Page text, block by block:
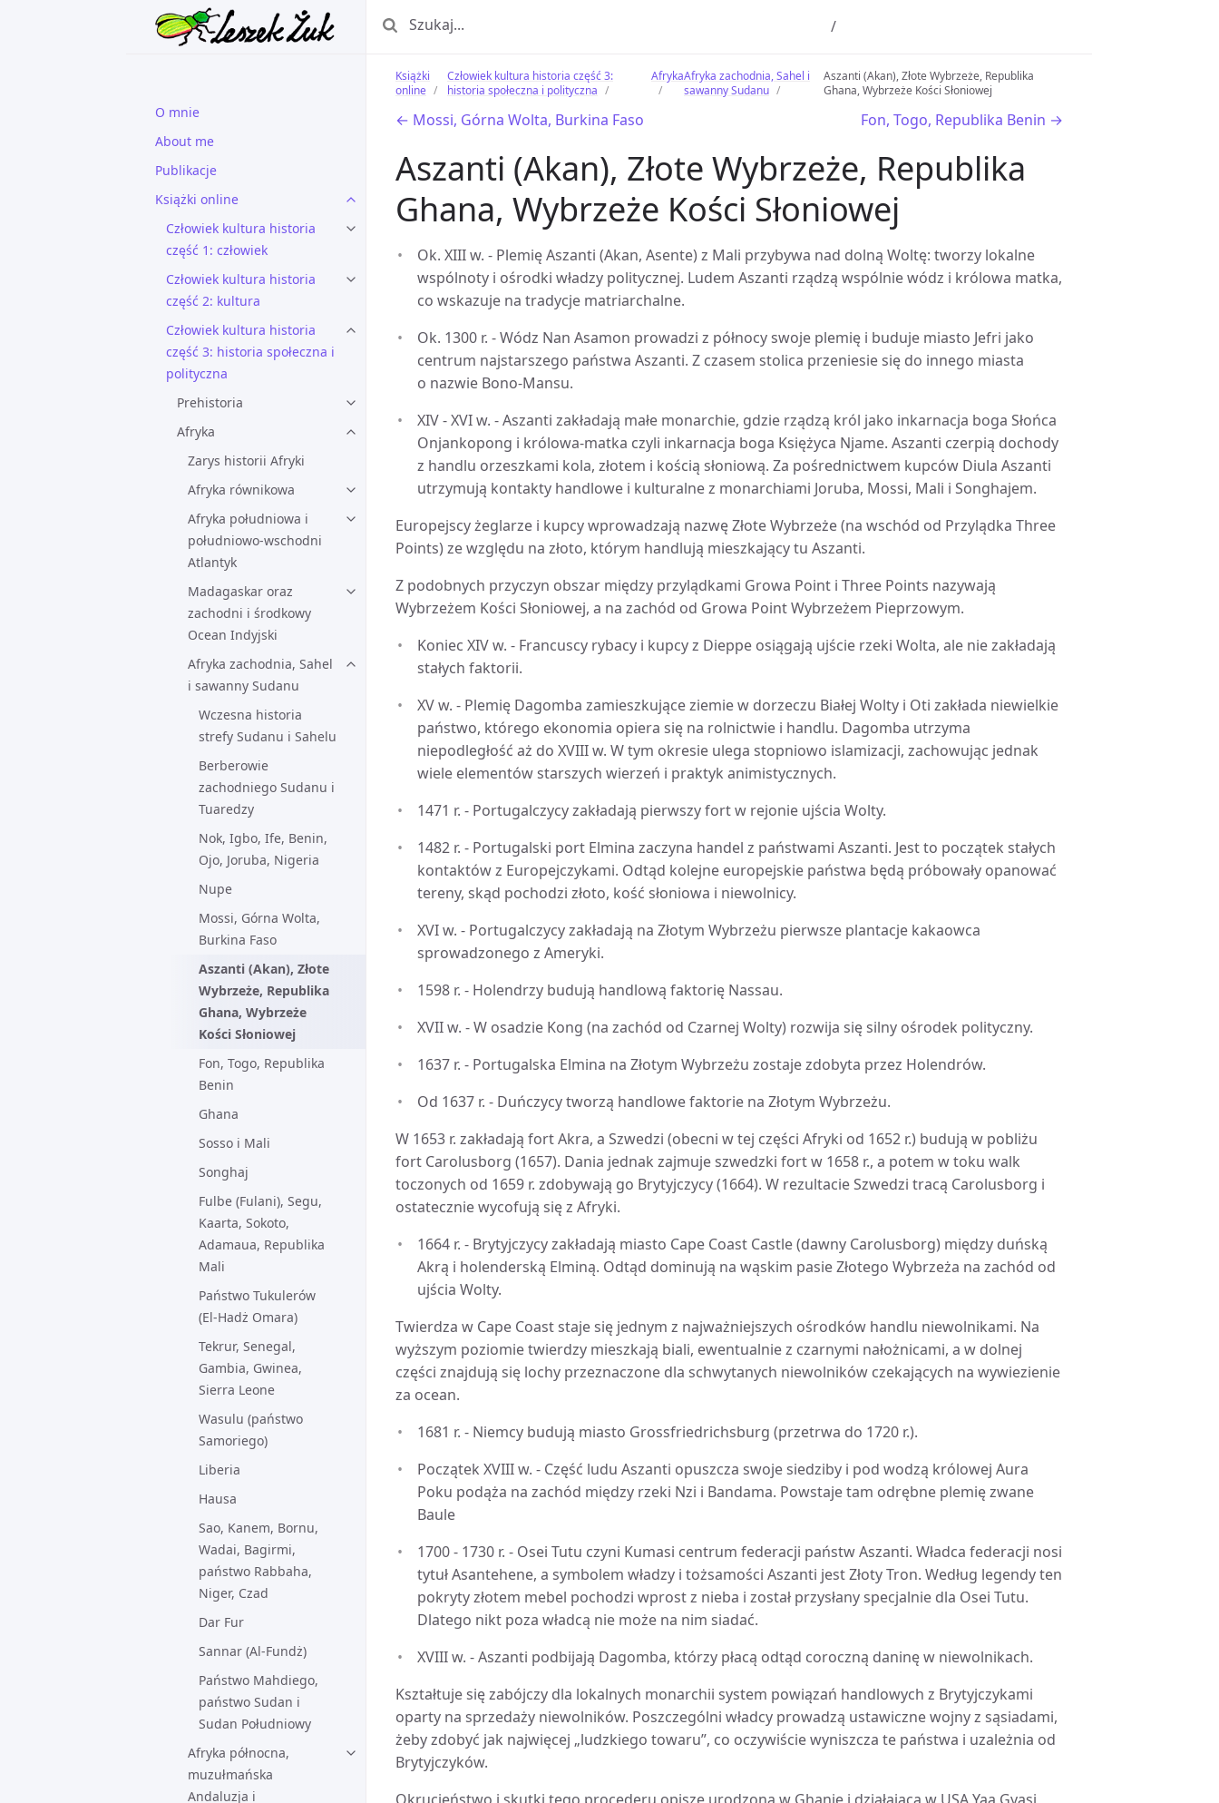
O mnie
About me
Publikacje
Książki online
Człowiek kultura historia
część 1: człowiek
Człowiek kultura historia
część 2: kultura
Człowiek kultura historia
część 3: historia społeczna i
polityczna
Prehistoria
Afryka
Zarys historii Afryki
Afryka równikowa
Afryka południowa i
południowo-wschodni
Atlantyk
Madagaskar oraz
zachodni i środkowy
Ocean Indyjski
Afryka zachodnia, Sahel
i sawanny Sudanu
Wczesna historia
strefy Sudanu i Sahelu
Berberowie
zachodniego Sudanu i
Tuaredzy
Nok, Igbo, Ife, Benin,
Ojo, Joruba, Nigeria
Nupe
Mossi, Górna Wolta,
Burkina Faso
Aszanti (Akan), Złote
Wybrzeże, Republika
Ghana, Wybrzeże
Kości Słoniowej
Fon, Togo, Republika
Benin
Ghana
Sosso i Mali
Songhaj
Fulbe (Fulani), Segu,
Kaarta, Sokoto,
Adamaua, Republika
Mali
Państwo Tukulerów
(El-Hadż Omara)
Tekrur, Senegal,
Gambia, Gwinea,
Sierra Leone
Wasulu (państwo
Samoriego)
Liberia
Hausa
Sao, Kanem, Bornu,
Wadai, Bagirmi,
państwo Rabbaha,
Niger, Czad
Dar Fur
Sannar (Al-Fundż)
Państwo Mahdiego,
państwo Sudan i
Sudan Południowy
Afryka północna,
muzułmańska
Andaluzja i
Książki
online
Człowiek kultura historia część 3:
historia społeczna i polityczna
AfrykaAfryka zachodnia, Sahel i
sawanny Sudanu
Aszanti (Akan), Złote Wybrzeże, Republika
Ghana, Wybrzeże Kości Słoniowej
← Mossi, Górna Wolta, Burkina Faso Fon, Togo, Republika Benin →
Aszanti (Akan), Złote Wybrzeże, Republika
Ghana, Wybrzeże Kości Słoniowej
Ok. XIII w. - Plemię Aszanti (Akan, Asente) z Mali przybywa nad dolną Woltę: tworzy lokalne
wspólnoty i ośrodki władzy politycznej. Ludem Aszanti rządzą wspólnie wódz i królowa matka,
co wskazuje na tradycje matriarchalne.
Ok. 1300 r. - Wódz Nan Asamon prowadzi z północy swoje plemię i buduje miasto Jefri jako
centrum najstarszego państwa Aszanti. Z czasem stolica przeniesie się do innego miasta
o nazwie Bono-Mansu.
XIV - XVI w. - Aszanti zakładają małe monarchie, gdzie rządzą król jako inkarnacja boga Słońca
Onjankopong i królowa-matka czyli inkarnacja boga Księżyca Njame. Aszanti czerpią dochody
z handlu orzeszkami kola, złotem i kością słoniową. Za pośrednictwem kupców Diula Aszanti
utrzymują kontakty handlowe i kulturalne z monarchiami Joruba, Mossi, Mali i Songhajem.
Europejscy żeglarze i kupcy wprowadzają nazwę Złote Wybrzeże (na wschód od Przylądka Three
Points) ze względu na złoto, którym handlują mieszkający tu Aszanti.
Z podobnych przyczyn obszar między przylądkami Growa Point i Three Points nazywają
Wybrzeżem Kości Słoniowej, a na zachód od Growa Point Wybrzeżem Pieprzowym.
Koniec XIV w. - Francuscy rybacy i kupcy z Dieppe osiągają ujście rzeki Wolta, ale nie zakładają
stałych faktorii.
XV w. - Plemię Dagomba zamieszkujące ziemie w dorzeczu Białej Wolty i Oti zakłada niewielkie
państwo, którego ekonomia opiera się na rolnictwie i handlu. Dagomba utrzyma
niepodległość aż do XVIII w. W tym okresie ulega stopniowo islamizacji, zachowując jednak
wiele elementów starszych wierzeń i praktyk animistycznych.
1471 r. - Portugalczycy zakładają pierwszy fort w rejonie ujścia Wolty.
1482 r. - Portugalski port Elmina zaczyna handel z państwami Aszanti. Jest to początek stałych
kontaktów z Europejczykami. Odtąd kolejne europejskie państwa będą próbowały opanować
tereny, skąd pochodzi złoto, kość słoniowa i niewolnicy.
XVI w. - Portugalczycy zakładają na Złotym Wybrzeżu pierwsze plantacje kakaowca
sprowadzonego z Ameryki.
1598 r. - Holendrzy budują handlową faktorię Nassau.
XVII w. - W osadzie Kong (na zachód od Czarnej Wolty) rozwija się silny ośrodek polityczny.
1637 r. - Portugalska Elmina na Złotym Wybrzeżu zostaje zdobyta przez Holendrów.
Od 1637 r. - Duńczycy tworzą handlowe faktorie na Złotym Wybrzeżu.
W 1653 r. zakładają fort Akra, a Szwedzi (obecni w tej części Afryki od 1652 r.) budują w pobliżu
fort Carolusborg (1657). Dania jednak zajmuje szwedzki fort w 1658 r., a potem w toku walk
toczonych od 1659 r. zdobywają go Brytyjczycy (1664). W rezultacie Szwedzi tracą Carolusborg i
ostatecznie wycofują się z Afryki.
1664 r. - Brytyjczycy zakładają miasto Cape Coast Castle (dawny Carolusborg) między duńską
Akrą i holenderską Elminą. Odtąd dominują na wąskim pasie Złotego Wybrzeża na zachód od
ujścia Wolty.
Twierdza w Cape Coast staje się jednym z najważniejszych ośrodków handlu niewolnikami. Na
wyższym poziomie twierdzy mieszkają biali, ewentualnie z czarnymi nałożnicami, a w dolnej
części znajdują się lochy przeznaczone dla schwytanych niewolników czekających na wywiezienie
za ocean.
1681 r. - Niemcy budują miasto Grossfriedrichsburg (przetrwa do 1720 r.).
Początek XVIII w. - Część ludu Aszanti opuszcza swoje siedziby i pod wodzą królowej Aura
Poku podąża na zachód między rzeki Nzi i Bandama. Powstaje tam odrębne plemię zwane
Baule
1700 - 1730 r. - Osei Tutu czyni Kumasi centrum federacji państw Aszanti. Władca federacji nosi
tytuł Asantehene, a symbolem władzy i tożsamości Aszanti jest Złoty Tron. Według legendy ten
pokryty złotem mebel pochodzi wprost z nieba i został przysłany specjalnie dla Osei Tutu.
Dlatego nikt poza władcą nie może na nim siadać.
XVIII w. - Aszanti podbijają Dagomba, którzy płacą odtąd coroczną daninę w niewolnikach.
Kształtuje się zabójczy dla lokalnych monarchii system powiązań handlowych z Brytyjczykami
oparty na sprzedaży niewolników. Poszczególni władcy prowadzą ustawiczne wojny z sąsiadami,
żeby zdobyć jak najwięcej „ludzkiego towaru”, co oczywiście wyniszcza te państwa i uzależnia od
Brytyjczyków.